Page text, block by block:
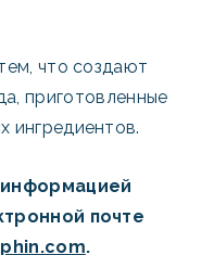
что создают
приготовленные
ингредиентов.
почте
.